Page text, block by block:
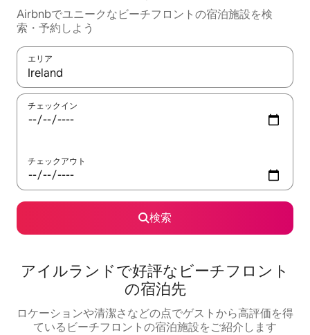
Airbnbでユニークなビーチフロントの宿泊施設を検
索・予約しよう
エリア
検索結果が表示されたら、上下の矢印キーを使って移動するか
チェックイン
チェックアウト
検索
アイルランドで好評なビーチフロント
の宿泊先
ロケーションや清潔さなどの点でゲストから高評価を得
ているビーチフロントの宿泊施設をご紹介します